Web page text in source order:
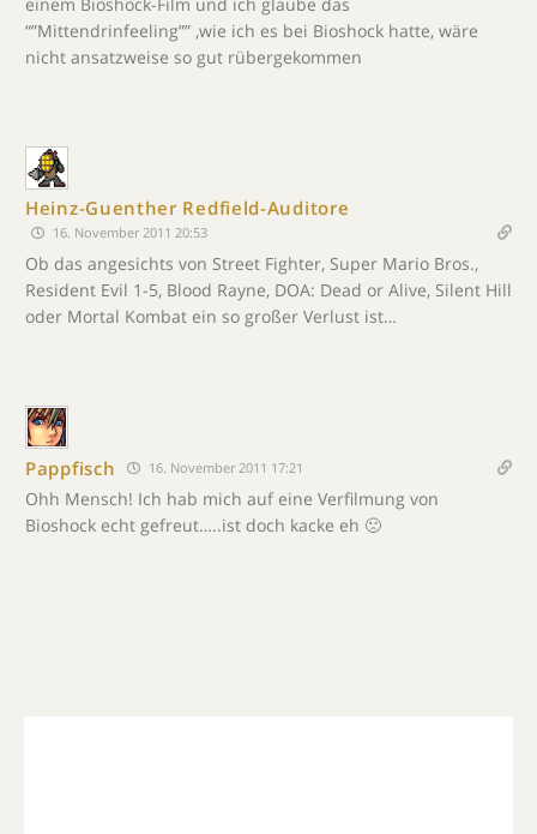
“”Mittendrinfeeling”” ,wie ich es bei Bioshock hatte, wäre
nicht ansatzweise so gut rübergekommen
Heinz-Guenther Redfield-Auditore
16. November 2011 20:53
Ob das angesichts von Street Fighter, Super Mario Bros.,
Resident Evil 1-5, Blood Rayne, DOA: Dead or Alive, Silent Hill
oder Mortal Kombat ein so großer Verlust ist…
Pappfisch 16. November 2011 17:21
Ohh Mensch! Ich hab mich auf eine Verfilmung von
Bioshock echt gefreut…..ist doch kacke eh 🙁